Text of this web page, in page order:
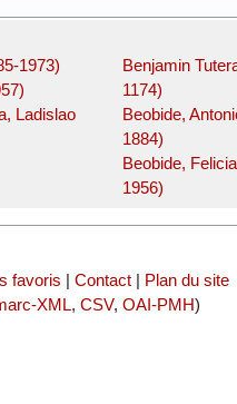
1973)
Ladislao
Benjamin
1174)
Beobide,
1884)
Beobide,
1956)
favoris | Contact | Plan du site
XML, CSV, OAI-PMH)